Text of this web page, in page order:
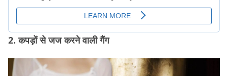
2. कपड़ों से जज करने वाली गैंग